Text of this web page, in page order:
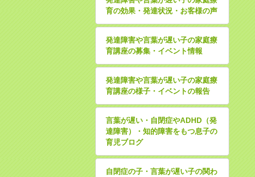
育の効果・発達状況・お客様の声
発達障害や言葉が遅い子の家庭療
育講座の募集・イベント情報
発達障害や言葉が遅い子の家庭療
育講座の様子・イベントの報告
言葉が遅い・自閉症やADHD（発
達障害）・知的障害をもつ息子の
育児ブログ
自閉症の子・言葉が遅い子の関わ